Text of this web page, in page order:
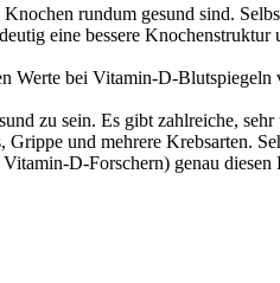
rundum gesund sind.
eine bessere
bei Vitamin-D-
zu sein. Es gibt zahlreiche,
und mehrere Krebsarten.
D-Forschern) genau diesen